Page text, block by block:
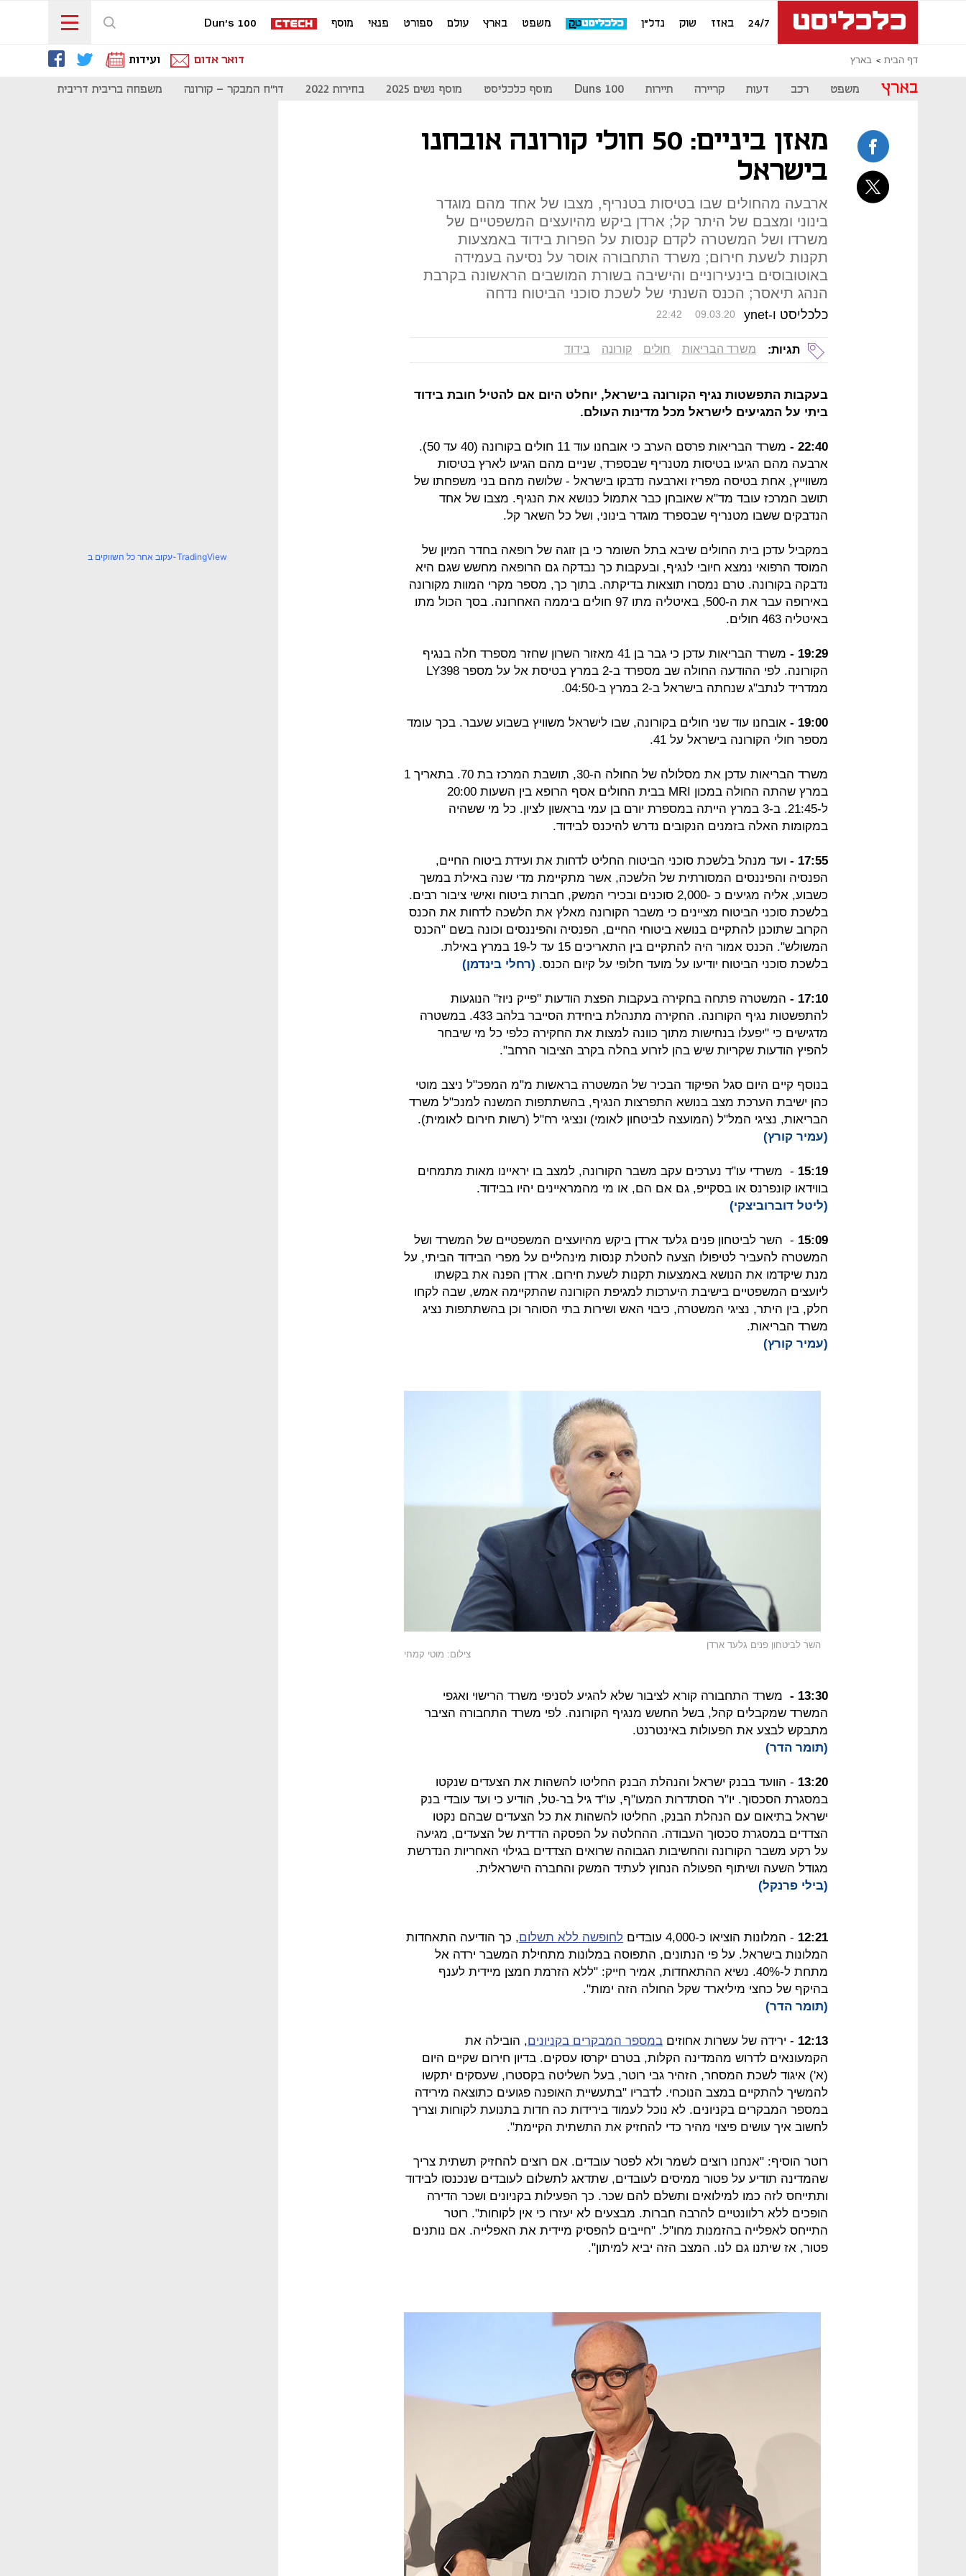
24/7 באזז שוק נדל"ן משפט בארץ עולם ספורט פנאי מוסף Dun's 100
דף הבית בארץ דואר אדום ועידות
בארץ משפט רכב דעות קריירה תיירות Duns 100 מוסף כלכליסט מוסף נשים 2025 בחירות 2022 דו"ח המבקר - קורונה משפחה בריבית דריבית
מאזן ביניים: 50 חולי קורונה אובחנו
בישראל
ארבעה מהחולים שבו בטיסות בטנריף, מצבו של אחד מהם מוגדר
בינוני ומצבם של היתר קל; ארדן ביקש מהיועצים המשפטיים של
משרדו ושל המשטרה לקדם קנסות על הפרות בידוד באמצעות
תקנות לשעת חירום; משרד התחבורה אוסר על נסיעה בעמידה
באוטובוסים בינעירוניים והישיבה בשורת המושבים הראשונה בקרבת
הנהג תיאסר; הכנס השנתי של לשכת סוכני הביטוח נדחה
כלכליסט ו-ynet 22:42 09.03.20
תגיות: משרד הבריאות חולים קורונה בידוד
בעקבות התפשטות נגיף הקורונה בישראל, יוחלט היום אם להטיל חובת בידוד
ביתי על המגיעים לישראל מכל מדינות העולם.
22:40 -
משרד הבריאות פרסם הערב כי אובחנו עוד 11 חולים בקורונה (40 עד 50).
ארבעה מהם הגיעו בטיסות מטנריף שבספרד, שניים מהם הגיעו לארץ בטיסות
משווייץ, אחת בטיסה מפריז וארבעה נדבקו בישראל - שלושה מהם בני משפחתו של
תושב המרכז עובד מד"א שאובחן כבר אתמול כנושא את הנגיף. מצבו של אחד
הנדבקים ששבו מטנריף שבספרד מוגדר בינוני, ושל כל השאר קל.
במקביל עדכן בית החולים שיבא בתל השומר כי בן זוגה של רופאה בחדר המיון של
המוסד הרפואי נמצא חיובי לנגיף, ובעקבות כך נבדקה גם הרופאה מחשש שגם היא
נדבקה בקורונה. טרם נמסרו תוצאות בדיקתה. בתוך כך, מספר מקרי המוות מקורונה
באירופה עבר את ה-500, באיטליה מתו 97 חולים ביממה האחרונה. בסך הכול מתו
באיטליה 463 חולים.
19:29 -
משרד הבריאות עדכן כי גבר בן 41 מאזור השרון שחזר מספרד חלה בנגיף
הקורונה. לפי ההודעה החולה שב מספרד ב-2 במרץ בטיסת אל על מספר LY398
ממדריד לנתב"ג שנחתה בישראל ב-2 במרץ ב-04:50.
19:00 -
אובחנו עוד שני חולים בקורונה, שבו לישראל משוויץ בשבוע שעבר. בכך עומד
מספר חולי הקורונה בישראל על 41.
משרד הבריאות עדכן את מסלולה של החולה ה-30, תושבת המרכז בת 70. בתאריך 1
במרץ שהתה החולה במכון MRI בבית החולים אסף הרופא בין השעות 20:00
ל-21:45. ב-3 במרץ הייתה במספרת יורם בן עמי בראשון לציון. כל מי ששהיה
במקומות האלה בזמנים הנקובים נדרש להיכנס לבידוד.
17:55 -
ועד מנהל בלשכת סוכני הביטוח החליט לדחות את ועידת ביטוח החיים,
הפנסיה והפיננסים המסורתית של הלשכה, אשר מתקיימת מדי שנה באילת במשך
כשבוע, אליה מגיעים כ -2,000 סוכנים ובכירי המשק, חברות ביטוח ואישי ציבור רבים.
בלשכת סוכני הביטוח מציינים כי משבר הקורונה מאלץ את הלשכה לדחות את הכנס
הקרוב שתוכנן להתקיים בנושא ביטוחי החיים, הפנסיה והפיננסים וכונה בשם "הכנס
המשולש". הכנס אמור היה להתקיים בין התאריכים 15 עד ל-19 במרץ באילת.
בלשכת סוכני הביטוח יודיעו על מועד חלופי על קיום הכנס. (רחלי בינדמן)
17:10 -
המשטרה פתחה בחקירה בעקבות הפצת הודעות "פייק ניוז" הנוגעות
להתפשטות נגיף הקורונה. החקירה מתנהלת ביחידת הסייבר בלהב 433. במשטרה
מדגישים כי "יפעלו בנחישות מתוך כוונה למצות את החקירה כלפי כל מי שיבחר
להפיץ הודעות שקריות שיש בהן לזרוע בהלה בקרב הציבור הרחב".
בנוסף קיים היום סגל הפיקוד הבכיר של המשטרה בראשות מ"מ המפכ"ל ניצב מוטי
כהן ישיבת הערכת מצב בנושא התפרצות הנגיף, בהשתתפות המשנה למנכ"ל משרד
הבריאות, נציגי המל"ל (המועצה לביטחון לאומי) ונציגי רח"ל (רשות חירום לאומית).
(עמיר קורץ)
15:19 - משרדי עו"ד נערכים עקב משבר הקורונה, למצב בו יראיינו מאות מתמחים
בווידאו קונפרנס או בסקייפ, גם אם הם, או מי מהמראיינים יהיו בבידוד.
(ליטל דוברוביצקי)
15:09 - השר לביטחון פנים גלעד ארדן ביקש מהיועצים המשפטיים של המשרד ושל
המשטרה להעביר לטיפולו הצעה להטלת קנסות מינהליים על מפרי הבידוד הביתי, על
מנת שיקדמו את הנושא באמצעות תקנות לשעת חירום. ארדן הפנה את בקשתו
ליועצים המשפטיים בישיבת היערכות למגיפת הקורונה שהתקיימה אמש, שבה לקחו
חלק, בין היתר, נציגי המשטרה, כיבוי האש ושירות בתי הסוהר וכן בהשתתפות נציג
משרד הבריאות.
(עמיר קורץ)
השר לביטחון פנים גלעד ארדן
צילום: מוטי קמחי
13:30 -
משרד התחבורה קורא לציבור שלא להגיע לסניפי משרד הרישוי ואגפי
המשרד שמקבלים קהל, בשל החשש מנגיף הקורונה. לפי משרד התחבורה הציבר
מתבקש לבצע את הפעולות באינטרנט.
(תומר הדר)
13:20 - הוועד בבנק ישראל והנהלת הבנק החליטו להשהות את הצעדים שנקטו
במסגרת הסכסוך. יו"ר הסתדרות המעו"ף, עו"ד גיל בר-טל, הודיע כי ועד עובדי בנק
ישראל בתיאום עם הנהלת הבנק, החליטו להשהות את כל הצעדים שבהם נקטו
הצדדים במסגרת סכסוך העבודה. ההחלטה על הפסקה הדדית של הצעדים, מגיעה
על רקע משבר הקורונה והחשיבות הגבוהה שרואים הצדדים בגילוי האחריות הנדרשת
מגודל השעה ושיתוף הפעולה הנחוץ לעתיד המשק והחברה הישראלית.
(בילי פרנקל)
12:21 - המלונות הוציאו כ-4,000 עובדים לחופשה ללא תשלום, כך הודיעה התאחדות
המלונות בישראל. על פי הנתונים, התפוסה במלונות מתחילת המשבר ירדה אל
מתחת ל-40%. נשיא ההתאחדות, אמיר חייק: "ללא הזרמת חמצן מיידית לענף
בהיקף של כחצי מיליארד שקל החולה הזה ימות".
(תומר הדר)
12:13 - ירידה של עשרות אחוזים במספר המבקרים בקניונים, הובילה את
הקמעונאים לדרוש מהמדינה הקלות, בטרם יקרסו עסקים. בדיון חירום שקיים היום
(א') איגוד לשכת המסחר, הזהיר גבי רוטר, בעל השליטה בקסטרו, שעסקים יתקשו
להמשיך להתקיים במצב הנוכחי. לדבריו "בתעשיית האופנה פגועים כתוצאה מירידה
במספר המבקרים בקניונים. לא נוכל לעמוד בירידות כה חדות בתנועת לקוחות וצריך
לחשוב איך עושים פיצוי מהיר כדי להחזיק את התשתית הקיימת".
רוטר הוסיף: "אנחנו רוצים לשמר ולא לפטר עובדים. אם רוצים להחזיק תשתית צריך
שהמדינה תודיע על פטור ממיסים לעובדים, שתדאג לתשלום לעובדים שנכנסו לבידוד
ותתייחס לזה כמו למילואים ותשלם להם שכר. כך הפעילות בקניונים ושכר הדירה
הופכים ללא רלוונטיים להרבה חברות. מבצעים לא יעזרו כי אין לקוחות". רוטר
התייחס לאפלייה בהזמנות מחו"ל. "חייבים להפסיק מיידית את האפלייה. אם נותנים
פטור, אז שיתנו גם לנו. המצב הזה יביא למיתון".
עקוב אחר כל השווקים ב-TradingView